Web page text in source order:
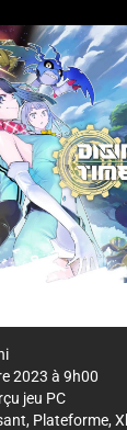
2023 à 9h00
jeu PC
, Plateforme,